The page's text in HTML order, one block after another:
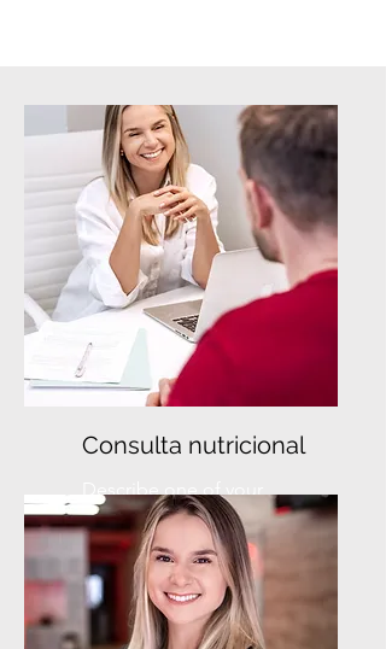
Consulta nutricional
Describe one of your
services
Saiba mais